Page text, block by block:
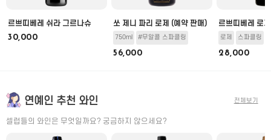
르쁘띠베레 쉬라 그르나슈
30,000
쏘 제니 파리 로제 (예약 판매)
750ml #무알콜 스파클링
56,000
르쁘띠베레 로
로제 스파클링
28,000
전체보기
연예인 추천 와인
셀럽들의 와인은 무엇일까요? 궁금하지 않으세요?